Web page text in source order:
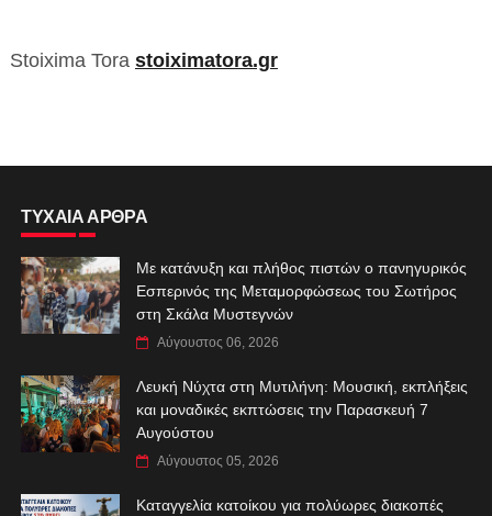
Stoixima Tora stoiximatora.gr
ΤΥΧΑΙΑ ΑΡΘΡΑ
Με κατάνυξη και πλήθος πιστών ο πανηγυρικός
Εσπερινός της Μεταμορφώσεως του Σωτήρος
στη Σκάλα Μυστεγνών
Αύγουστος 06, 2026
Λευκή Νύχτα στη Μυτιλήνη: Μουσική, εκπλήξεις
και μοναδικές εκπτώσεις την Παρασκευή 7
Αυγούστου
Αύγουστος 05, 2026
Καταγγελία κατοίκου για πολύωρες διακοπές